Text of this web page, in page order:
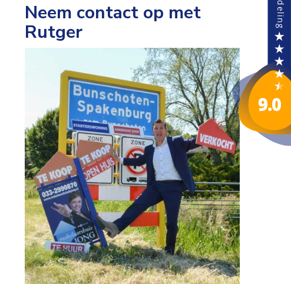
Neem contact op met
Rutger